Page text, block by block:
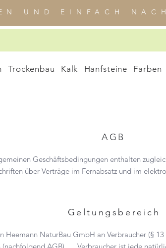
UND EINFACH
Trockenbau Kalk Hanfsteine Farben
AGB
Geschäftsbedingungen enthalten
über Verträge im Fernabsatz und im
Geltungsbereich
Heemann NaturBau GmbH an Verbraucher (§